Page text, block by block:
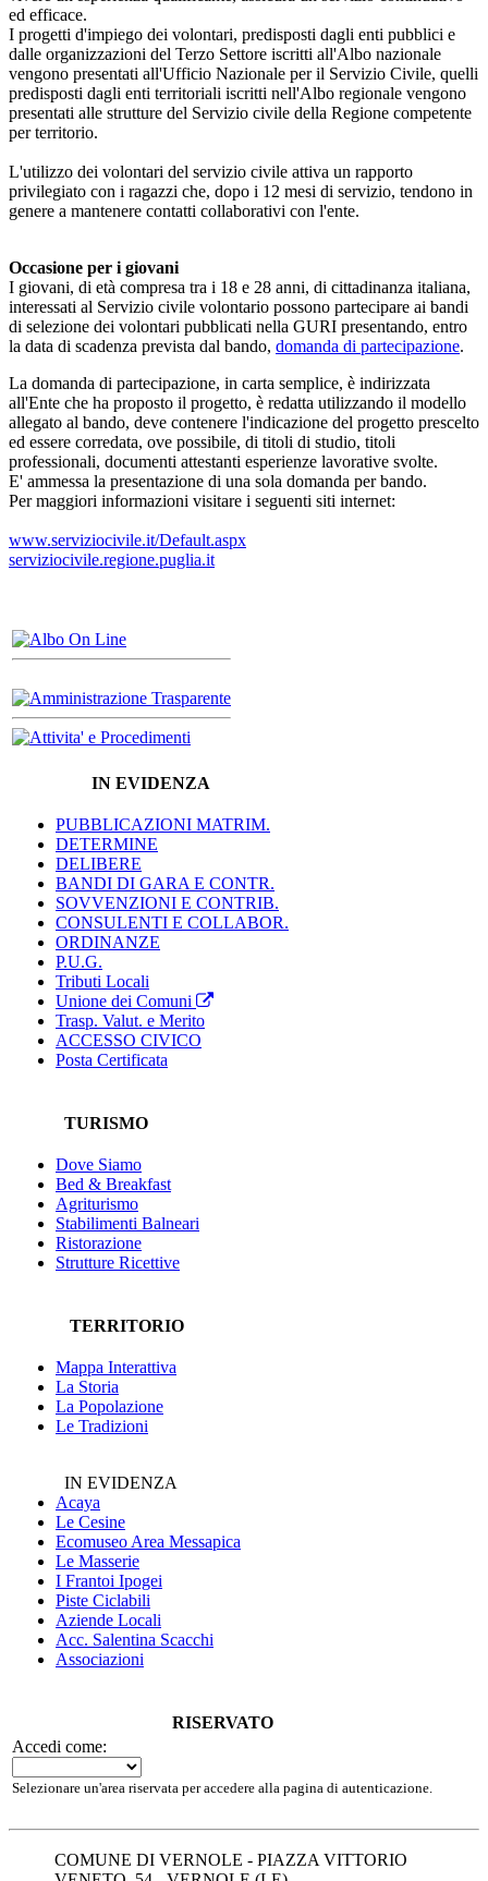
ed efficace.
I progetti d'impiego dei volontari, predisposti dagli enti pubblici e
dalle organizzazioni del Terzo Settore iscritti all'Albo nazionale
vengono presentati all'Ufficio Nazionale per il Servizio Civile, quelli
predisposti dagli enti territoriali iscritti nell'Albo regionale vengono
presentati alle strutture del Servizio civile della Regione competente
per territorio.
L'utilizzo dei volontari del servizio civile attiva un rapporto
privilegiato con i ragazzi che, dopo i 12 mesi di servizio, tendono in
genere a mantenere contatti collaborativi con l'ente.
Occasione per i giovani
I giovani, di età compresa tra i 18 e 28 anni, di cittadinanza italiana,
interessati al Servizio civile volontario possono partecipare ai bandi
di selezione dei volontari pubblicati nella GURI presentando, entro
la data di scadenza prevista dal bando, domanda di partecipazione.
La domanda di partecipazione, in carta semplice, è indirizzata
all'Ente che ha proposto il progetto, è redatta utilizzando il modello
allegato al bando, deve contenere l'indicazione del progetto prescelto
ed essere corredata, ove possibile, di titoli di studio, titoli
professionali, documenti attestanti esperienze lavorative svolte.
E' ammessa la presentazione di una sola domanda per bando.
Per maggiori informazioni visitare i seguenti siti internet:
www.serviziocivile.it/Default.aspx
serviziocivile.regione.puglia.it
IN EVIDENZA
PUBBLICAZIONI MATRIM.
DETERMINE
DELIBERE
BANDI DI GARA E CONTR.
SOVVENZIONI E CONTRIB.
CONSULENTI E COLLABOR.
ORDINANZE
P.U.G.
Tributi Locali
Unione dei Comuni
Trasp. Valut. e Merito
ACCESSO CIVICO
Posta Certificata
TURISMO
Dove Siamo
Bed & Breakfast
Agriturismo
Stabilimenti Balneari
Ristorazione
Strutture Ricettive
TERRITORIO
Mappa Interattiva
La Storia
La Popolazione
Le Tradizioni
IN EVIDENZA
Acaya
Le Cesine
Ecomuseo Area Messapica
Le Masserie
I Frantoi Ipogei
Piste Ciclabili
Aziende Locali
Acc. Salentina Scacchi
Associazioni
RISERVATO
Accedi come:
Selezionare un'area riservata per accedere alla pagina di autenticazione.
COMUNE DI VERNOLE - PIAZZA VITTORIO